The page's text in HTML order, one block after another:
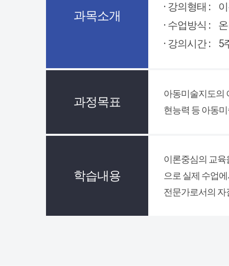
과목소개
· 강의형태 :
· 수업방식 :
· 강의시간 :
5
과정목표
아동미술지도의
현능력 등 아동
학습내용
이론중심의 교육
으로 실제 수업
전문가로서의 자